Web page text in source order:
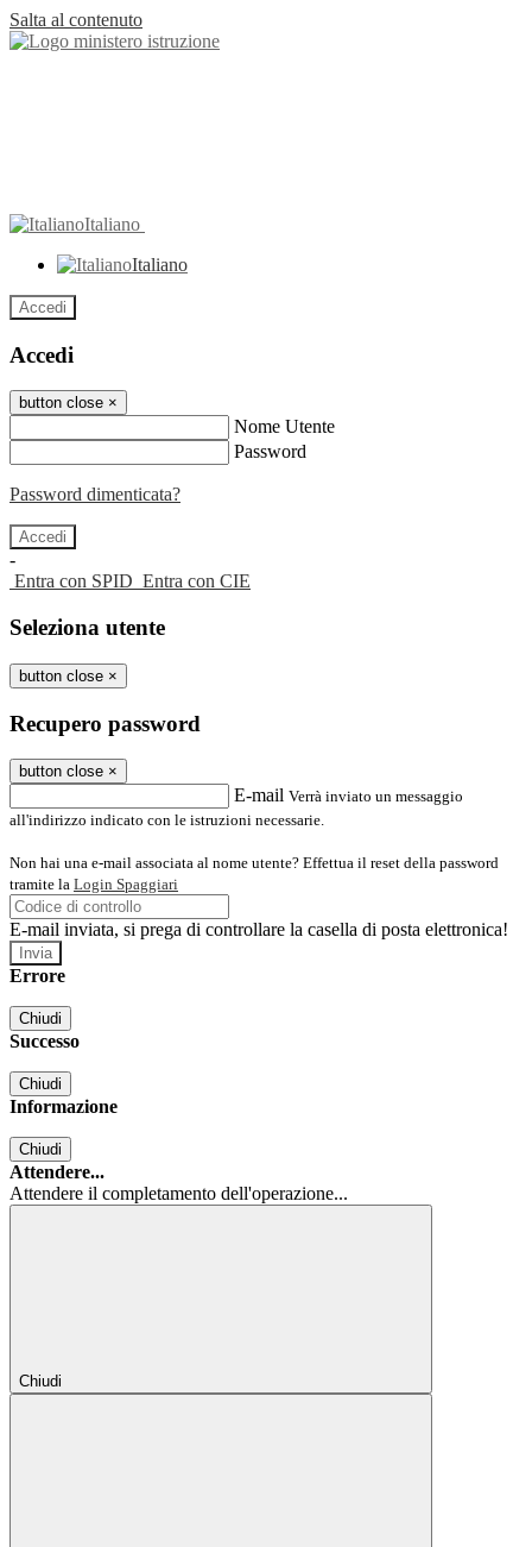
Salta al contenuto
Italiano
Italiano
Accedi
Accedi
button close ×
Nome Utente
Password
Password dimenticata?
-
Entra con SPID Entra con CIE
Seleziona utente
button close ×
Recupero password
button close ×
E-mail Verrà inviato un messaggio
all'indirizzo indicato con le istruzioni necessarie.
Non hai una e-mail associata al nome utente? Effettua il reset della password
tramite la Login Spaggiari
E-mail inviata, si prega di controllare la casella di posta elettronica!
Errore
Chiudi
Successo
Chiudi
Informazione
Chiudi
Attendere...
Attendere il completamento dell'operazione...
Chiudi